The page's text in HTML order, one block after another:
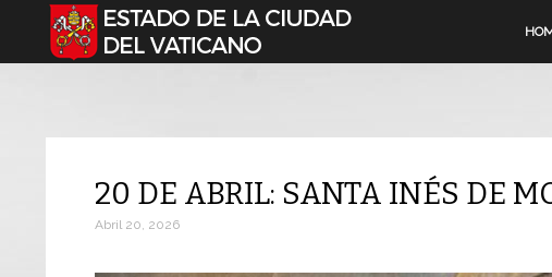
Seleccione su idioma
20 DE ABRIL: SANTA INÉS DE
Abril 20, 2026